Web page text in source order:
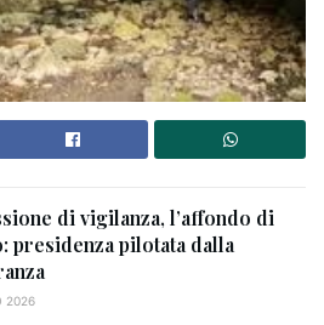
di vigilanza, l’affondo di
presidenza pilotata dalla
2026